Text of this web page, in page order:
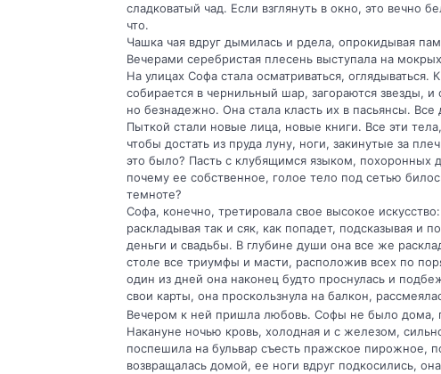
сладковатый чад. Если взглянуть в окно, это вечно
что.
Чашка чая вдруг дымилась и рдела, опрокидывая
Вечерами серебристая плесень выступала на
На улицах Софа стала осматриваться,
собирается в чернильный шар, загораются звезды,
но безнадежно. Она стала класть их в пасьянсы. Все
Пыткой стали новые лица, новые книги. Все эти
чтобы достать из пруда луну, ноги, закинутые за
это было? Пасть с клубящимся языком, похоронных
почему ее собственное, голое тело под сетью
темноте?
Софа, конечно, третировала свое высокое
раскладывая так и сяк, как попадет, подсказывая и
деньги и свадьбы. В глубине души она все же
столе все триумфы и масти, расположив всех по
один из дней она наконец будто проснулась и
свои карты, она проскользнула на балкон,
Вечером к ней пришла любовь. Софы не было дома,
Накануне ночью кровь, холодная и с железом,
поспешила на бульвар съесть пражское пирожное,
возвращалась домой, ее ноги вдруг подкосились,